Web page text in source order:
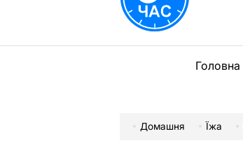
Головна
Домашня Їжа